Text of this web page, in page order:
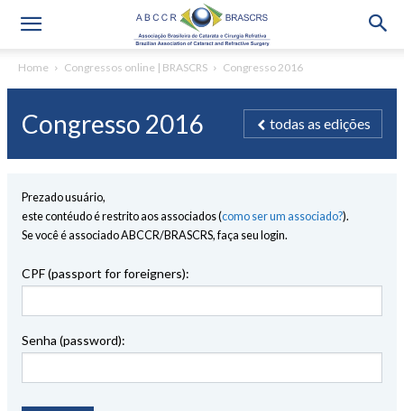
Home Congressos online | BRASCRS Congresso 2016
Congresso 2016 todas as edições
Prezado usuário,
este contéudo é restrito aos associados (como ser um associado?).
Se você é associado ABCCR/BRASCRS, faça seu login.
CPF (passport for foreigners):
Senha (password):